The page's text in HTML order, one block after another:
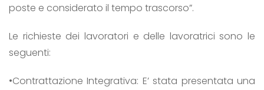
poste e considerato il tempo trascorso”.
Le richieste dei lavoratori e delle lavoratrici sono le
seguenti:
•Contrattazione Integrativa: E’ stata presentata una